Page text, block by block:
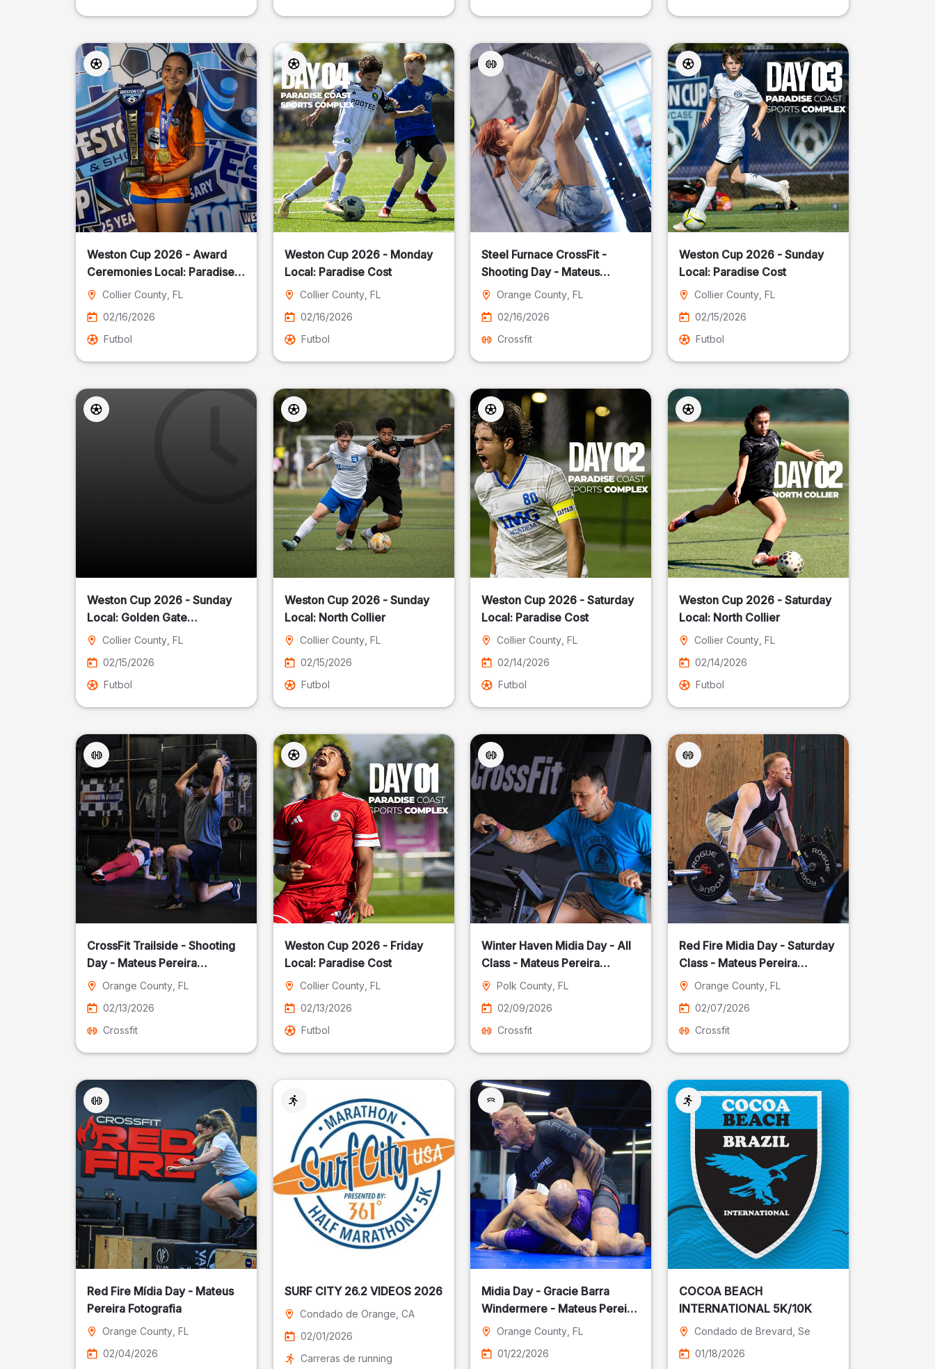
Weston Cup 2026 - Award
Ceremonies Local: Paradise
CostCollier County , FL
02/16/2026
Futbol
Weston Cup 2026 - Monday
Local: Paradise Cost
Collier County, FL
02/16/2026
Futbol
Steel Furnace CrossFit -
Shooting Day - Mateus
Pereira Fotografia
Orange County , FL
02/16/2026
Crossfit
Weston Cup 2026 - Sunday
Local: Paradise Cost
Collier County, FL
02/15/2026
Futbol
Weston Cup 2026 - Sunday
Local: Golden Gate
Community Park
Collier County , FL
02/15/2026
Futbol
Weston Cup 2026 - Sunday
Local: North Collier
Collier County, FL
02/15/2026
Futbol
Weston Cup 2026 - Saturday
Local: Paradise Cost
Collier County , FL
02/14/2026
Futbol
Weston Cup 2026 - Saturday
Local: North Collier
Collier County, FL
02/14/2026
Futbol
CrossFit Trailside - Shooting
Day - Mateus Pereira
Fotografia
Orange County , FL
02/13/2026
Crossfit
Weston Cup 2026 - Friday
Local: Paradise Cost
Collier County, FL
02/13/2026
Futbol
Winter Haven Midia Day - All
Class - Mateus Pereira
Fotografia
Polk County , FL
02/09/2026
Crossfit
Red Fire Midia Day - Saturday
Class - Mateus Pereira
Fotografia
Orange County, FL
02/07/2026
Crossfit
Red Fire Mídia Day - Mateus
Pereira Fotografia
Orange County , FL
02/04/2026
SURF CITY 26.2 VIDEOS 2026
Condado de Orange , CA
02/01/2026
Carreras de running
Midia Day - Gracie Barra
Windermere - Mateus Pereira
Fotografia
Orange County , FL
01/22/2026
COCOA BEACH
INTERNATIONAL 5K/10K
Condado de Brevard , Se
01/18/2026